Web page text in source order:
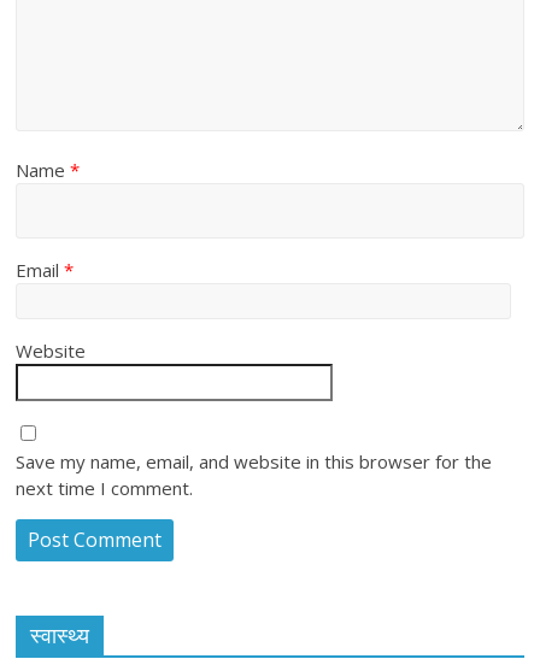
Name*
Email*
Website
Save my name, email, and website in this browser for the
next time I comment.
स्वास्थ्य